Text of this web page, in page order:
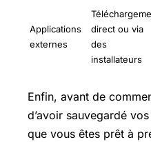
Applications
externes
direct ou via
des
installateurs
Enfin, avant de
d’avoir sauvegardé
que vous êtes prêt à